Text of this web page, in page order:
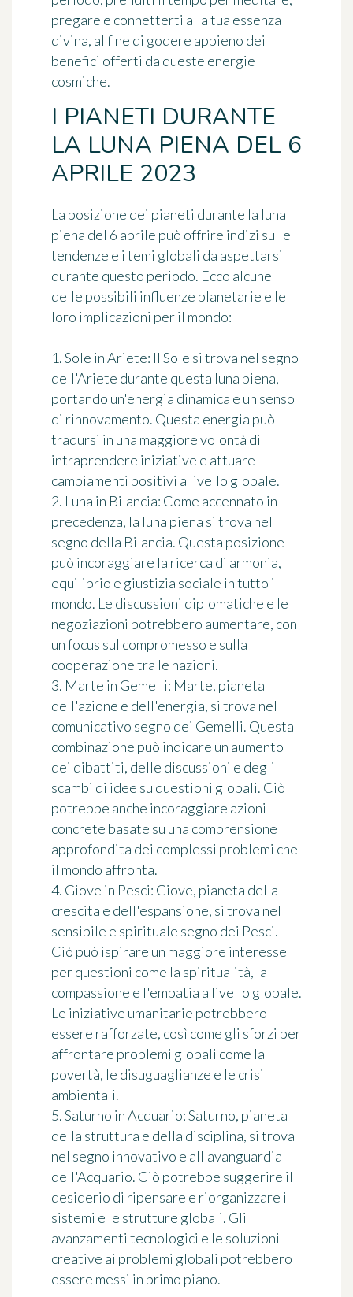
pregare e connetterti alla tua essenza
divina, al fine di godere appieno dei
benefici offerti da queste energie
cosmiche.
I PIANETI DURANTE
LA LUNA PIENA DEL 6
APRILE 2023
La posizione dei pianeti durante la luna
piena del 6 aprile può offrire indizi sulle
tendenze e i temi globali da aspettarsi
durante questo periodo. Ecco alcune
delle possibili influenze planetarie e le
loro implicazioni per il mondo:
1. Sole in Ariete: Il Sole si trova nel segno
dell'Ariete durante questa luna piena,
portando un'energia dinamica e un senso
di rinnovamento. Questa energia può
tradursi in una maggiore volontà di
intraprendere iniziative e attuare
cambiamenti positivi a livello globale.
2. Luna in Bilancia: Come accennato in
precedenza, la luna piena si trova nel
segno della Bilancia. Questa posizione
può incoraggiare la ricerca di armonia,
equilibrio e giustizia sociale in tutto il
mondo. Le discussioni diplomatiche e le
negoziazioni potrebbero aumentare, con
un focus sul compromesso e sulla
cooperazione tra le nazioni.
3. Marte in Gemelli: Marte, pianeta
dell'azione e dell'energia, si trova nel
comunicativo segno dei Gemelli. Questa
combinazione può indicare un aumento
dei dibattiti, delle discussioni e degli
scambi di idee su questioni globali. Ciò
potrebbe anche incoraggiare azioni
concrete basate su una comprensione
approfondita dei complessi problemi che
il mondo affronta.
4. Giove in Pesci: Giove, pianeta della
crescita e dell'espansione, si trova nel
sensibile e spirituale segno dei Pesci.
Ciò può ispirare un maggiore interesse
per questioni come la spiritualità, la
compassione e l'empatia a livello globale.
Le iniziative umanitarie potrebbero
essere rafforzate, così come gli sforzi per
affrontare problemi globali come la
povertà, le disuguaglianze e le crisi
ambientali.
5. Saturno in Acquario: Saturno, pianeta
della struttura e della disciplina, si trova
nel segno innovativo e all'avanguardia
dell'Acquario. Ciò potrebbe suggerire il
desiderio di ripensare e riorganizzare i
sistemi e le strutture globali. Gli
avanzamenti tecnologici e le soluzioni
creative ai problemi globali potrebbero
essere messi in primo piano.